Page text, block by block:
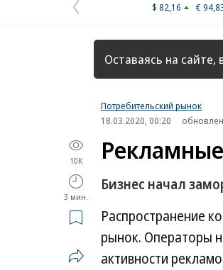
Предыдущая
страница
$ 82,16 €
Оставаясь на сайте,
Потребительский рынок
18.03.2020, 00:20
10K
3 мин.
Бизнес начал
Распространение
рынок. Операторы
активности